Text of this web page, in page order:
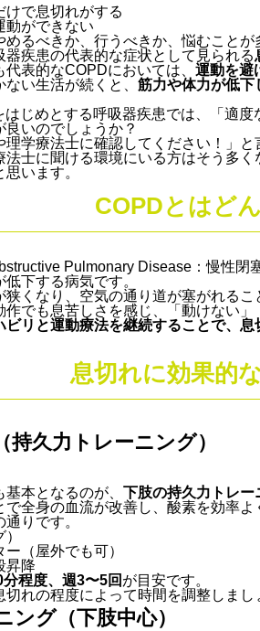
けで息切れがする
動ができない
めるべきか、行うべきか、悩むことが
器疾患の代表的な症状として見られる
表的なCOPDにおいては、 運動を避
い生活が続くと、 筋力や体力が低下
じめとする呼吸器疾患では、「適度
いのでしょうか？
理学療法士に確認してください！」と
士に聞ける環境にいる方はそう多く
います。
COPDとはど
Pulmonary Disease：慢性閉
下する病気です。
くなり、空気の通り道が塞がれるこ
でも息苦しさを感じ、「動けない
ビリと運動療法を継続することで、
息切れに効果的
持久力トレーニング）
本となるのが、 下肢の持久力トレー
で全身の血流が改善し、酸素を効率よ
りです。
（屋外でも可）
昇降
程度、週3〜5回 が目安です。
切れの程度によって時間を調整しまし
ング（下肢中心）